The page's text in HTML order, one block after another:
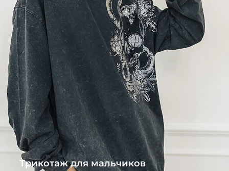
Трикотаж для мальчиков